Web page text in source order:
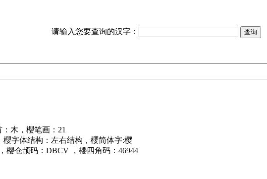
请输入您要查询的汉字：
木，櫻笔画：21
字体结构：左右结构，櫻简体字:樱
櫻仓颉码：DBCV ，櫻四角码：46944